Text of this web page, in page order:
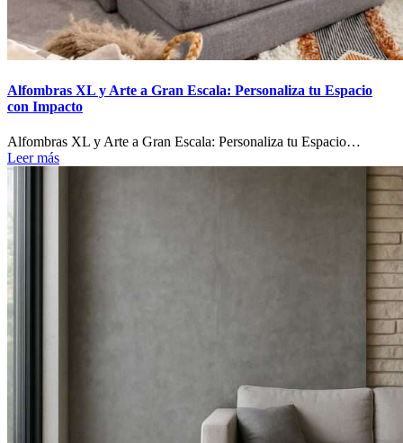
Alfombras XL y Arte a Gran Escala: Personaliza tu Espacio
con Impacto
Alfombras XL y Arte a Gran Escala: Personaliza tu Espacio…
Leer más